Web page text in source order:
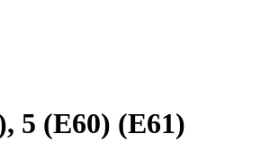
5 (E60) (E61)